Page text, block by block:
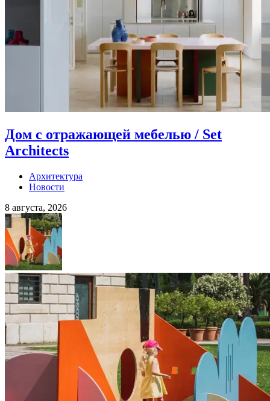
Дом с отражающей мебелью / Set
Architects
Архитектура
Новости
8 августа, 2026